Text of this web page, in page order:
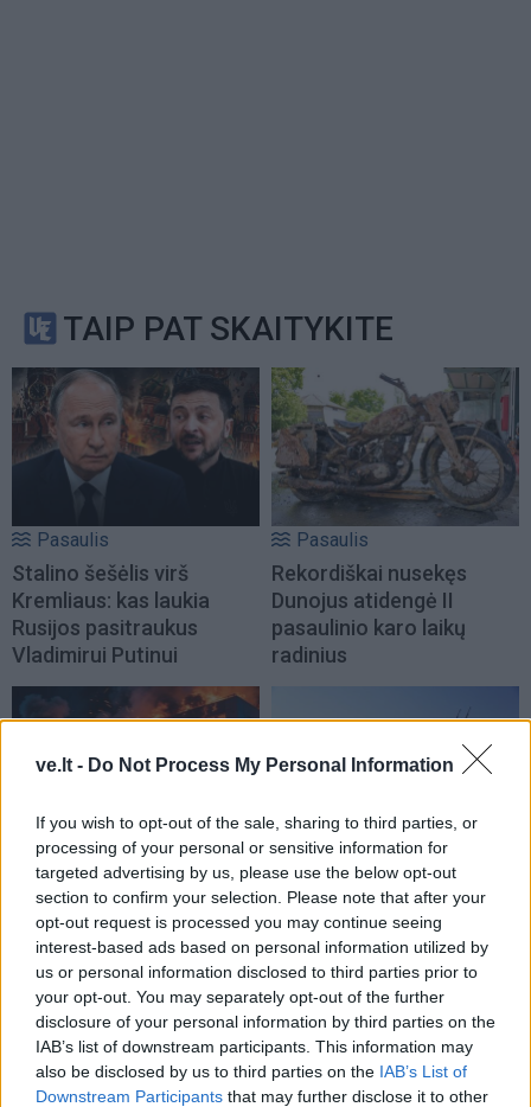
ve.lt - Do Not Process My Personal Information
If you wish to opt-out of the sale, sharing to third parties, or
processing of your personal or sensitive information for
targeted advertising by us, please use the below opt-out
section to confirm your selection. Please note that after your
opt-out request is processed you may continue seeing
interest-based ads based on personal information utilized by
us or personal information disclosed to third parties prior to
your opt-out. You may separately opt-out of the further
disclosure of your personal information by third parties on the
IAB’s list of downstream participants. This information may
also be disclosed by us to third parties on the IAB’s List of
Downstream Participants that may further disclose it to other
TAIP PAT SKAITYKITE
Pasaulis
Stalino šešėlis virš
Kremliaus: kas laukia
Rusijos pasitraukus
Vladimirui Putinui
Pasaulis
Rekordiškai nusekęs
Dunojus atidengė II
pasaulinio karo laikų
radinius
Pasaulis
Ukrainiečių dronai smogė
„Wildberries“ sandėliui
Jekaterinburge, už 2000
km nuo sienos
Pasaulis
Nauji ISW duomenys:
Rusija į kovą siunčia
Ukrainos karo belaisvius